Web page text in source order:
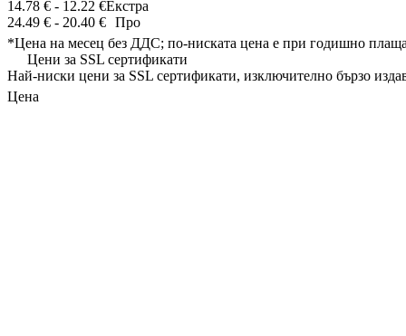
14.78 € - 12.22 €Екстра
24.49 € - 20.40 € Про
*Цена на месец без ДДС; по-ниската цена е при годишно
Цени за SSL сертификати
Най-ниски цени за SSL сертификати, изключително бързо
Цена